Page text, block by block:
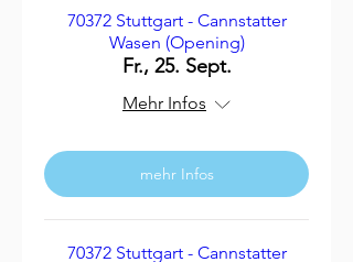
70372 Stuttgart - Cannstatter
Wasen (Opening)
Fr., 25. Sept.
Mehr Infos
mehr Infos
70372 Stuttgart - Cannstatter